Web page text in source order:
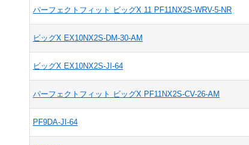
パーフェクトフィット ビッグX 11 PF11NX2S-WRV-5-NR
ビッグX EX10NX2S-DM-30-AM
ビッグX EX10NX2S-JI-64
パーフェクトフィット ビッグX PF11NX2S-CV-26-AM
PF9DA-JI-64